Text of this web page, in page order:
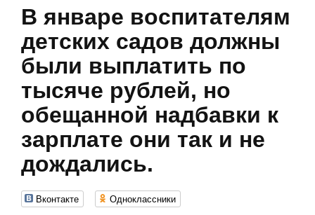
В январе воспитателям
детских садов должны
были выплатить по
тысяче рублей, но
обещанной надбавки к
зарплате они так и не
дождались.
Вконтакте Одноклассники